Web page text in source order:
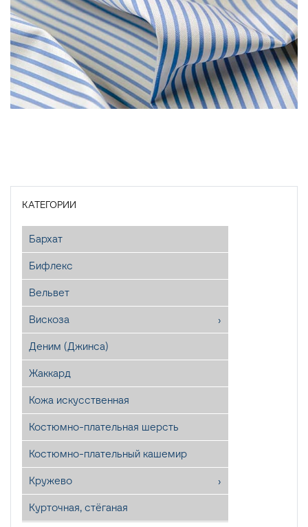
КАТЕГОРИИ
Бархат
Бифлекс
Вельвет
Вискоза
Деним (Джинса)
Жаккард
Кожа искусственная
Костюмно-плательная шерсть
Костюмно-плательный кашемир
Кружево
Курточная, стёганая